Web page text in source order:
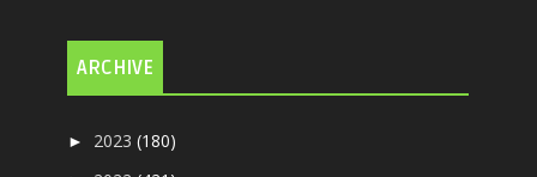
ARCHIVE
► 2023(180)